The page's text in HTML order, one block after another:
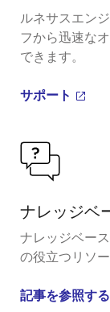
ルネサスエン
フから迅速な
できます。
サポート
ナレッジベ
ナレッジベー
の役立つリソ
記事を参照する